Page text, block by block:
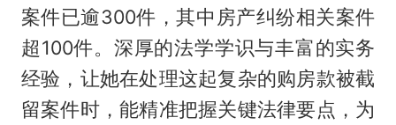
案件已逾300件，其中房产纠纷相关案件
超100件。深厚的法学学识与丰富的实务
经验，让她在处理这起复杂的购房款被截
留案件时，能精准把握关键法律要点，为